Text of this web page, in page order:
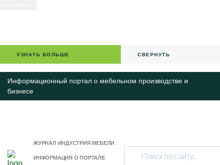
УЗНАТЬ БОЛЬШЕ СВЕРНУТЬ
Информационный портал о мебельном производстве и
бизнесе
ЖУРНАЛ ИНДУСТРИЯ МЕБЕЛИ
ИНФОРМАЦИЯ О ПОРТАЛЕ